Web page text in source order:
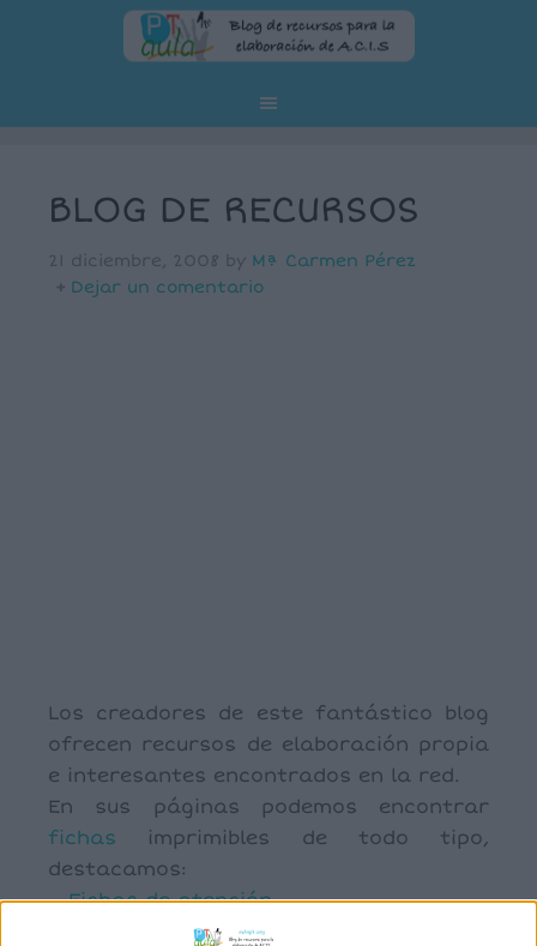
BLOG DE RECURSOS
21 diciembre, 2008 by Mª Carmen Pérez
Dejar un comentario
Los creadores de este fantástico blog
ofrecen recursos de elaboración propia
e interesantes encontrados en la red.
En sus páginas podemos encontrar
fichas imprimibles de todo tipo,
destacamos:
–Fichas de atención
Fichas de grafomotricidad.